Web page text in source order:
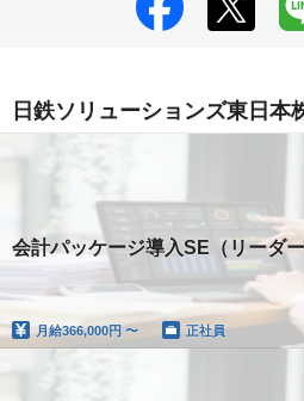
日鉄ソリューションズ東日本
会計パッケージ導入SE（リーダー
月給366,000円 〜 正社員